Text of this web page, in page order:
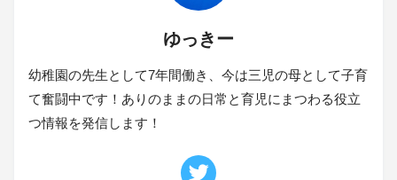
ゆっきー
幼稚園の先生として7年間働き、今は三児の母として子育
て奮闘中です！ありのままの日常と育児にまつわる役立
つ情報を発信します！